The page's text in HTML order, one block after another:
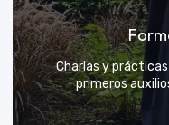
Tú eliges el
una
Charlas y
primeros